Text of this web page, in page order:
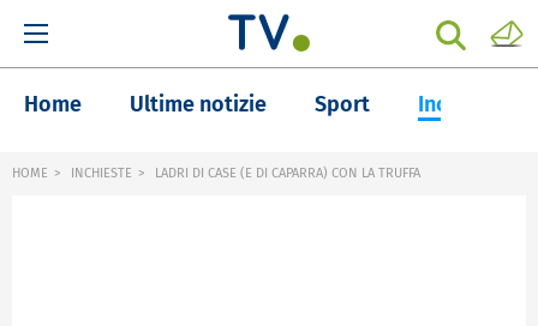
Home Ultime notizie Sport Inchieste
HOME INCHIESTE LADRI DI CASE (E DI CAPARRA) CON LA TRUFFA